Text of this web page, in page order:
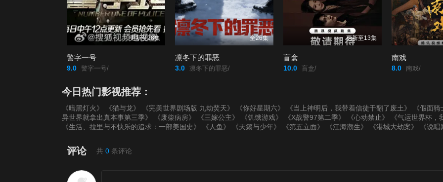
更新至28集
警字一号
9.0 警字一号/
全26集
凛冬下的罪恶
3.0 凛冬下的罪恶/
更新至13集
盲盒
10.0 盲盒/
南戏
8.0 南戏/
今日热门影视推荐：
《暗黑灯火》 《猫与龙》 《完美世界剧场版 九劫焚天》 《你好星期六》 《当上神明后，我带着信徒干翻了废土》
《假面
异世界就拿出真本事第三季》
《废柴病房》 《三嫁公主》 《饥饿游戏》 《X战警97第二季》 《心动禁止》
《气运世界杯
《生活、拉里与不快乐的追求：一部美国史》
《人鱼》 《天籁与少年》 《第五立面》 《江海潮生》 《港城大劫案》 《说
评论 共 0条评论